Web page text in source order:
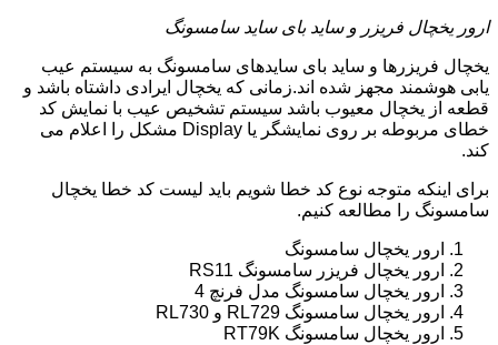
ارور یخچال فریزر و ساید بای ساید سامسونگ
یخچال فریزرها و ساید بای سایدهای سامسونگ به سیستم عیب
یابی هوشمند مجهز شده اند.زمانی که یخچال ایرادی داشتاه باشد و
قطعه از یخچال معیوب باشد سیستم تشخیص عیب با نمایش کد
خطای مربوطه بر روی نمایشگر یا Display مشکل را اعلام می
کند.
برای اینکه متوجه نوع کد خطا شویم باید لیست کد خطا یخچال
سامسونگ را مطالعه کنیم.
ارور یخچال سامسونگ
ارور یخچال فریزر سامسونگ RS11
ارور یخچال سامسونگ مدل فرنچ 4
ارور یخچال سامسونگ RL729 و RL730
ارور یخچال سامسونگ RT79K